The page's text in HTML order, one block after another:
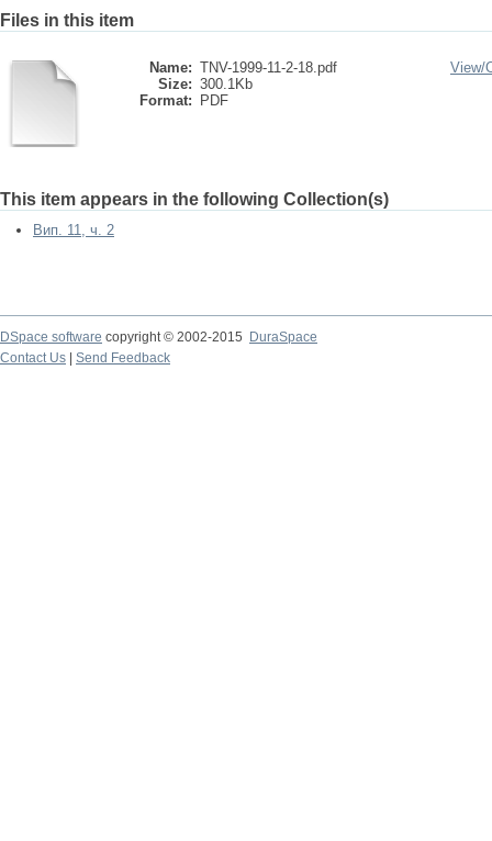
Files in this item
Name: TNV-1999-11-2-18.pdf
Size: 300.1Kb
Format:
PDF
View/
This item appears in the following Collection(s)
Вип. 11, ч. 2
DSpace software copyright © 2002-2015
DuraSpace
Contact Us
Send Feedback